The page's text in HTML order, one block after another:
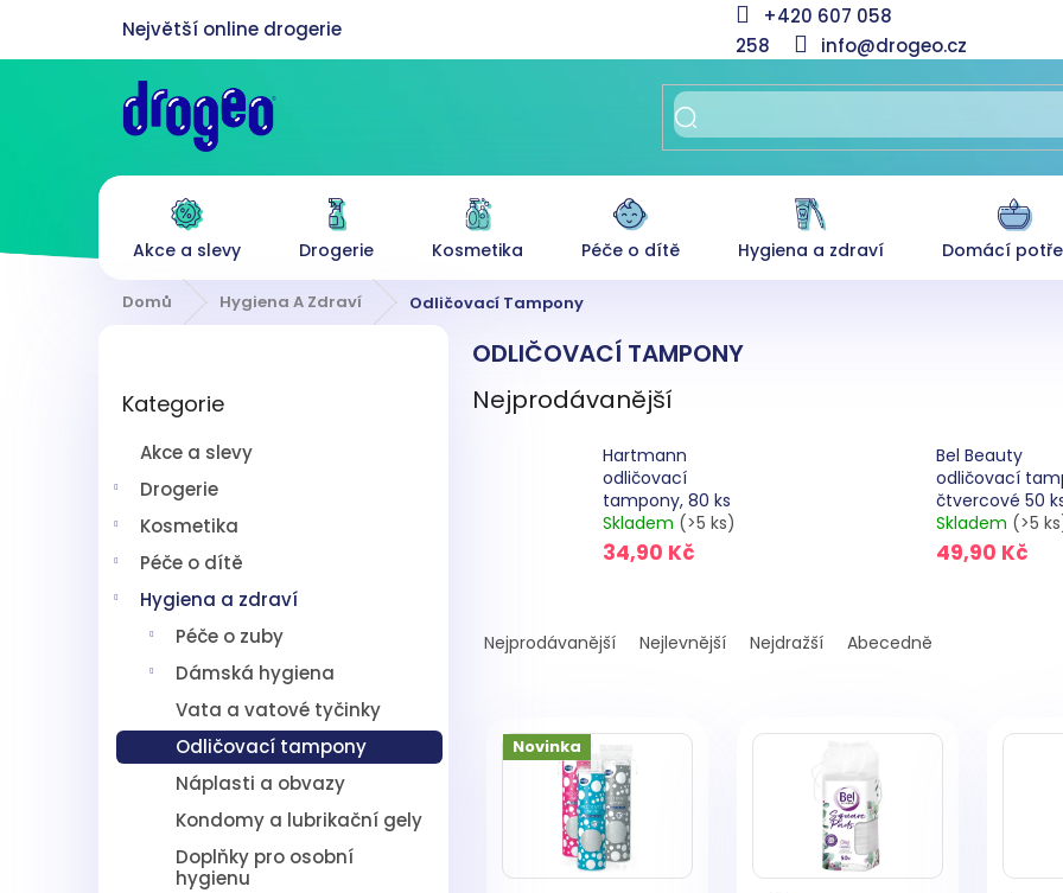
obsah
+420 607 058
258
info@drogeo.cz
Akce a slevy Drogerie Kosmetika Péče o dítě Hygiena a zdraví Domácí
Domů Hygiena A Zdraví Odličovací Tampony
kategorie
Kategorie
Akce a slevy
Drogerie
Kosmetika
Péče o dítě
Hygiena a zdraví
Péče o zuby
Dámská hygiena
Vata a vatové tyčinky
Odličovací tampony
Náplasti a obvazy
Kondomy a lubrikační gely
Doplňky pro osobní
hygienu
ODLIČOVACÍ TAMPONY
Nejprodávanější
Hartmann
odličovací
tampony, 80 ks
Skladem (>5 ks)
34,90 Kč
Bel Beauty
odličovací
čtvercové 50
Skladem (>5
49,90 Kč
aNejprodávanější Nejlevnější Nejdražší Abecedně
Novinka